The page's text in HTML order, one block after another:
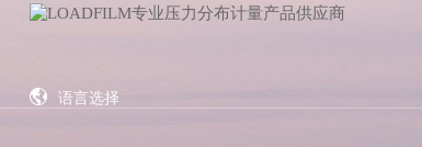
语言选择